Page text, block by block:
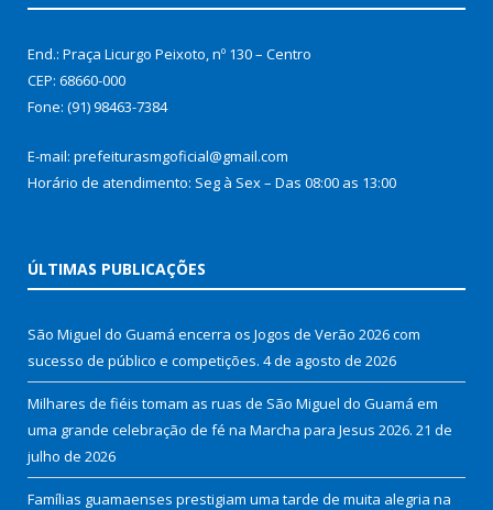
End.: Praça Licurgo Peixoto, nº 130 – Centro
CEP: 68660-000
Fone: (91) 98463-7384
E-mail: prefeiturasmgoficial@gmail.com
Horário de atendimento: Seg à Sex – Das 08:00 as 13:00
ÚLTIMAS PUBLICAÇÕES
São Miguel do Guamá encerra os Jogos de Verão 2026 com
sucesso de público e competições. 4 de agosto de 2026
Milhares de fiéis tomam as ruas de São Miguel do Guamá em
uma grande celebração de fé na Marcha para Jesus 2026. 21 de
julho de 2026
Famílias guamaenses prestigiam uma tarde de muita alegria na